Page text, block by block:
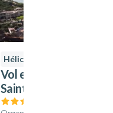
Hélicoptère
Vol en hélicoptère au-
Saint-Laurent à